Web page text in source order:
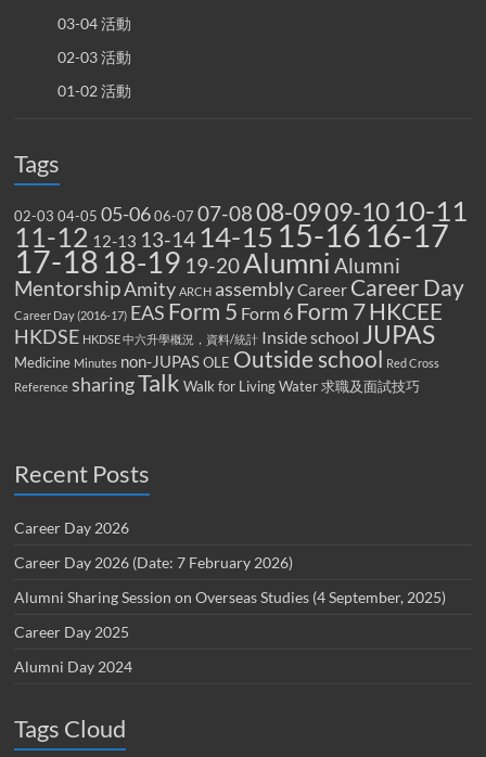
03-04 活動
02-03 活動
01-02 活動
Tags
02-03 04-05 05-06 06-07 07-0808-0909-10 10-11
11-12 12-13 13-14 14-15 15-16 16-17
17-18 18-19 19-20Alumni Alumni
MentorshipAmity ARCH assemblyCareer Career Day
Career Day (2016-17) EAS Form 5 Form 6 Form 7HKCEE
HKDSE HKDSE 中六升學概況，資料/統計 Inside school JUPAS
Medicine Minutes non-JUPAS OLE Outside school Red Cross
Reference sharingTalk Walk for Living Water 求職及面試技巧
Recent Posts
Career Day 2026
Career Day 2026 (Date: 7 February 2026)
Alumni Sharing Session on Overseas Studies (4 September, 2025)
Career Day 2025
Alumni Day 2024
Tags Cloud